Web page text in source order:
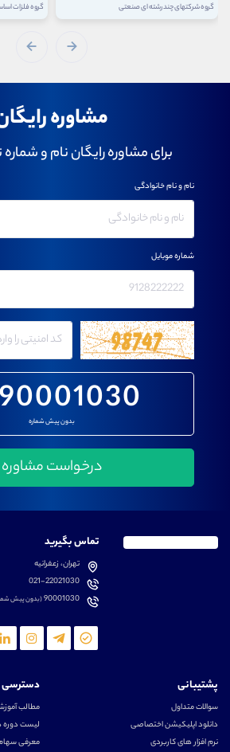
گروه شرکتهای چند رشته ای صنعتی گروه فلزات
مشاوره
برای مشاوره رایگان نام و شماره
90001030
بدون پیش شماره
نام و نام خانوادگی
شماره موبایل
تماس بگیرید
تهران، زعفرانیه
021-22021030
90001030(بدون پیش
پشتیبانی
سوالات متداول
دانلود اپلیکیشن اختصاصی
نرم افزار های کاربردی
دسترسی
مطالب
لیست دوره
معرفی